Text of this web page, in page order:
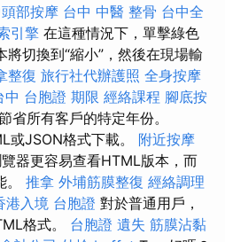
部按摩 台中 中醫 整骨 台中全
引擎 在這種情況下，單擊綠色
將切換到“縮小”，然後在現場輸
整復 旅行社代辦護照 全身按摩
中 台胞證 期限 經絡課程 腳底按
省所有客戶的特定年份。
或JSON格式下載。 附近按摩
器更容易查看HTML版本，而
推拿 外埔筋膜整復 經絡調理
港入境 台胞證 對於普通用戶，
格式。 台胞證 遺失 筋膜沾黏